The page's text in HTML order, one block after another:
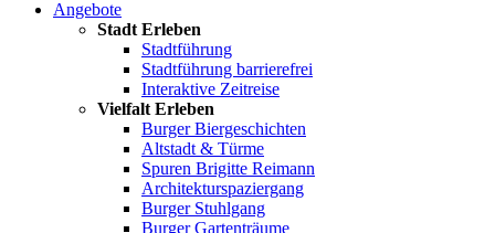
Angebote
Stadt Erleben
Stadtführung
Stadtführung barrierefrei
Interaktive Zeitreise
Vielfalt Erleben
Burger Biergeschichten
Altstadt & Türme
Spuren Brigitte Reimann
Architekturspaziergang
Burger Stuhlgang
Burger Gartenträume